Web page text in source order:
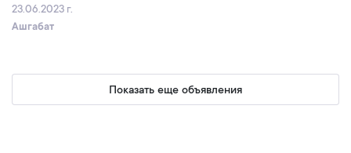
23.06.2023 г.
Ашгабат
Показать еще объявления